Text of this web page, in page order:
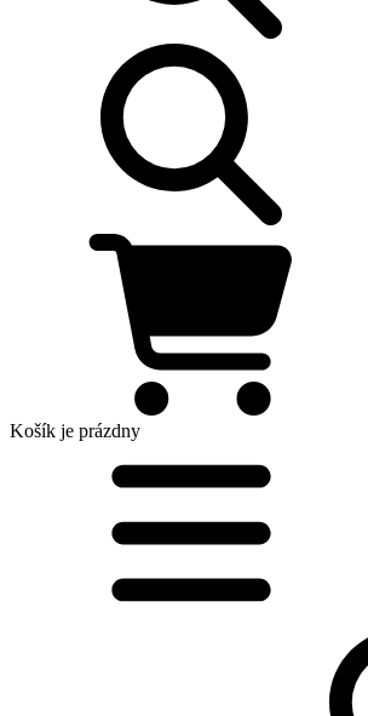
Košík je prázdny